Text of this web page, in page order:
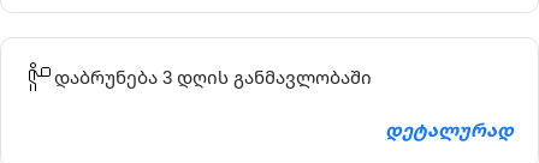
დაბრუნება 3 დღის განმავლობაში
დეტალურად